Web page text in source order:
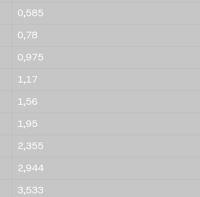
0,585
0,78
0,975
1,17
1,56
1,95
2,355
2,944
3,533